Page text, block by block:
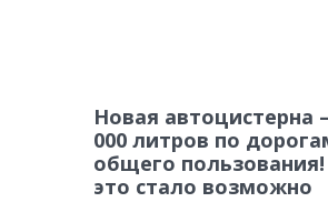
Новая автоцистерна
000 литров по
общего
это стало возможно